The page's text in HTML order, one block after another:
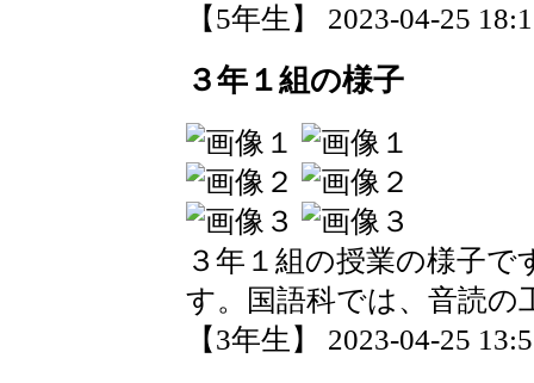
【5年生】 2023-04-25
３年１組の様子
３年１組の授業の様子
す。国語科では、音読
【3年生】 2023-04-25